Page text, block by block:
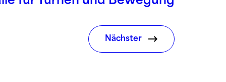
Nächster